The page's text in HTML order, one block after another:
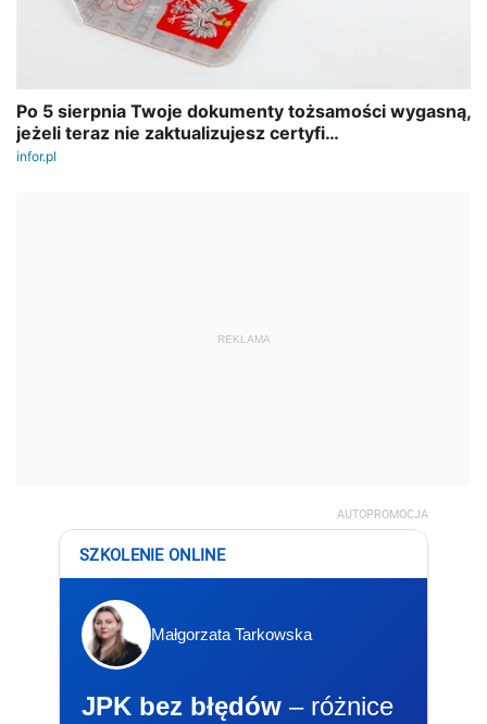
REKLAMA
AUTOPROMOCJA
SZKOLENIE ONLINE
Małgorzata Tarkowska
JPK bez błędów – różnice